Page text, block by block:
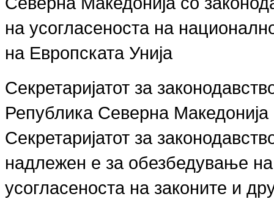
на усогласеноста на
на Европската Унија
Секретаријатот за
Република Северна Македонија
Секретаријатот за
надлежен е за обезбедување
усогласеноста на законите и